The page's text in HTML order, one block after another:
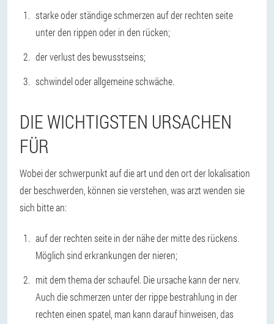
starke oder ständige schmerzen auf der rechten seite
unter den rippen oder in den rücken;
der verlust des bewusstseins;
schwindel oder allgemeine schwäche.
DIE WICHTIGSTEN URSACHEN
FÜR
Wobei der schwerpunkt auf die art und den ort der lokalisation
der beschwerden, können sie verstehen, was arzt wenden sie
sich bitte an:
auf der rechten seite in der nähe der mitte des rückens.
Möglich sind erkrankungen der nieren;
mit dem thema der schaufel. Die ursache kann der nerv.
Auch die schmerzen unter der rippe bestrahlung in der
rechten einen spatel, man kann darauf hinweisen, das